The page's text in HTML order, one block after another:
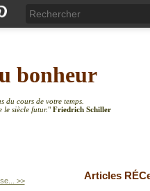
bonheur
du cours de votre temps.
le siècle futur." Friedrich Schiller
>> Articles